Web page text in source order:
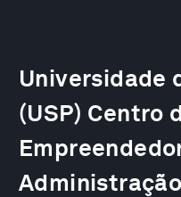
Universidade
(USP) Centro